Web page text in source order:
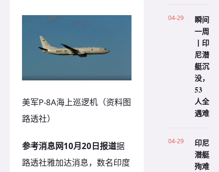
美军P-8A海上巡逻机（资料图
路透社）
参考消息网10月20日报道据
路透社雅加达消息，数名印度
04-29
瞬间
一周
丨印
尼潜
艇沉
没，
53
人全
遇难
04-29
印尼
潜艇
殉难